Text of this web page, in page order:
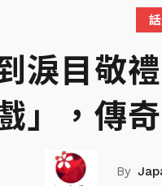
淚目敬
」，傳